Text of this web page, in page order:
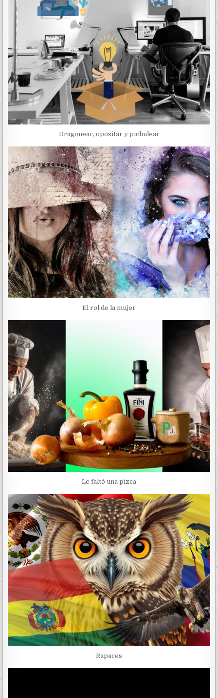
Dragonear, opositar y pichulear
El rol de la mujer
Le faltó una pizca
Rapaces